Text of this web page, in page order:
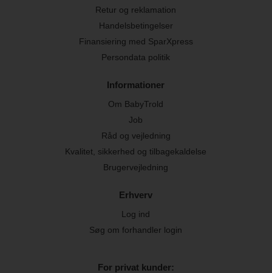
Retur og reklamation
Handelsbetingelser
Finansiering med SparXpress
Persondata politik
Informationer
Om BabyTrold
Job
Råd og vejledning
Kvalitet, sikkerhed og tilbagekaldelse
Brugervejledning
Erhverv
Log ind
Søg om forhandler login
For privat kunder: